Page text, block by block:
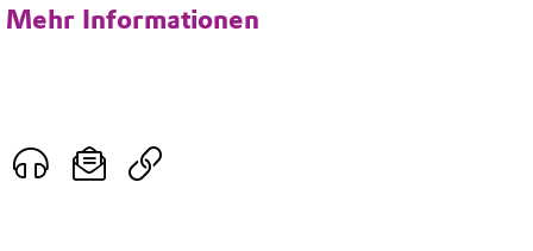
Mehr Informationen